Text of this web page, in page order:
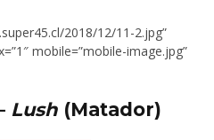
2018/12/11-2.jpg”
mobile=”mobile-image.jpg”
Lush(Matador)